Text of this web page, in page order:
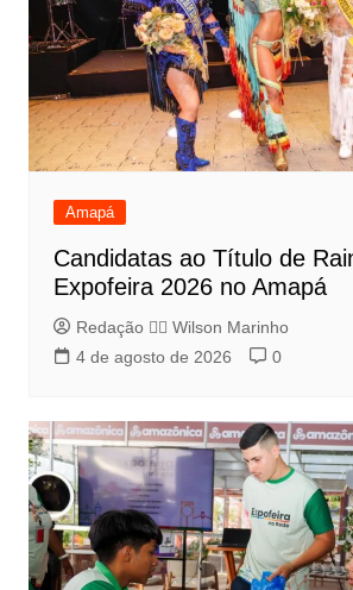
Amapá
Candidatas ao Título de
Expofeira 2026 no Amapá
Redação 👨‍⚖️​ Wilson Marinho
4 de agosto de 2026
0